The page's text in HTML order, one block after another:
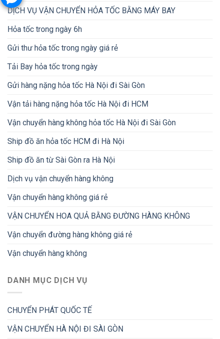
DỊCH VỤ VẬN CHUYỂN HỎA TỐC BẰNG MÁY BAY
Hỏa tốc trong ngày 6h
Gửi thư hỏa tốc trong ngày giá rẻ
Tải Bay hỏa tốc trong ngày
Gửi hàng nặng hỏa tốc Hà Nội đi Sài Gòn
Vận tải hàng nặng hỏa tốc Hà Nội đi HCM
Vận chuyển hàng không hỏa tốc Hà Nội đi Sài Gòn
Ship đồ ăn hỏa tốc HCM đi Hà Nội
Ship đồ ăn từ Sài Gòn ra Hà Nội
Dịch vụ vận chuyển hàng không
Vận chuyển hàng không giá rẻ
VẬN CHUYỂN HOA QUẢ BẰNG ĐƯỜNG HÀNG KHÔNG
Vận chuyển đường hàng không giá rẻ
Vận chuyển hàng không
DANH MỤC DỊCH VỤ
CHUYỂN PHÁT QUỐC TẾ
VẬN CHUYỂN HÀ NỘI ĐI SÀI GÒN